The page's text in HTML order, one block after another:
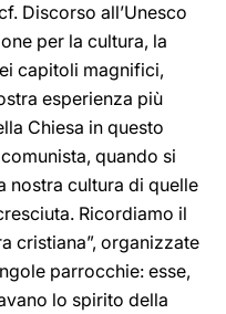
Discorso all’Unesco
per la cultura, la
capitoli magnifici,
esperienza più
Chiesa in questo
quando si
nostra cultura di quelle
Ricordiamo il
cristiana”, organizzate
parrocchie: esse,
lo spirito della